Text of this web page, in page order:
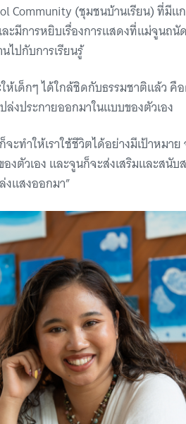
Community (ชุมชนบ้านเรียน) ที่มี
ะมีการหยิบเรื่องการแสดงที่แม่จูนถ
ไปกับการเรียนรู้
เด็กๆ ได้ใกล้ชิดกับธรรมชาติแล้ว คื
ล่งประกายออกมาในแบบของตัวเอง
จะทำให้เราใช้ชีวิตได้อย่างมีเป้าหมา
ตัวเอง และจูนก็จะส่งเสริมและสนับ
งแสงออกมา”